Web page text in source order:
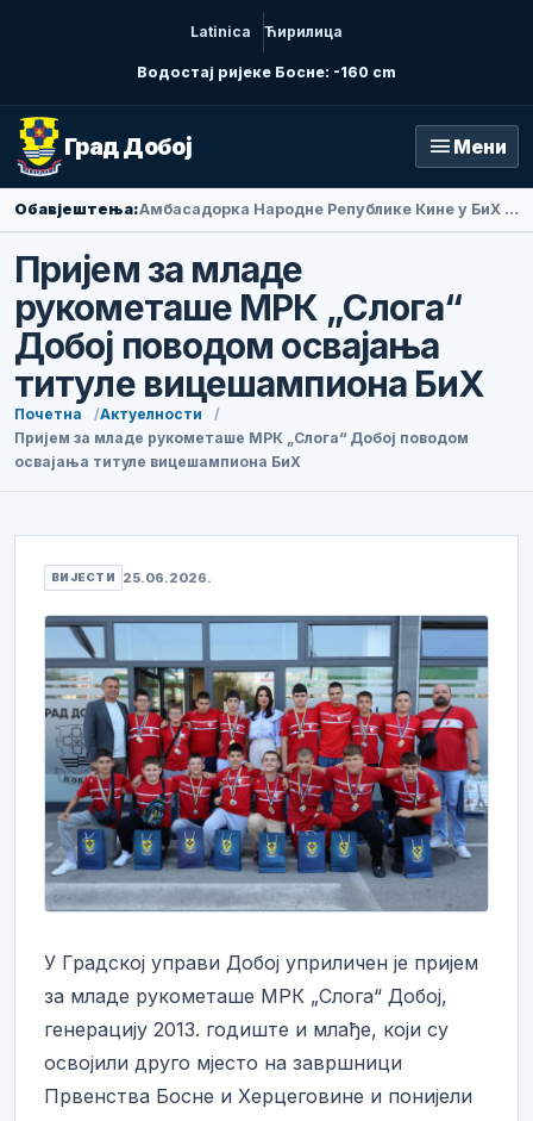
Latinica Ћирилица
Водостај ријеке Босне: -160 cm
Град Добој menu Мени
Обавјештења: Амбасадорка Народне Републике Кине у БиХ Ли Фан посјетила Добој
Пријем за младе
рукометаше МРК „Слога“
Добој поводом освајања
титуле вицешампиона БиХ
Почетна
Актуелности
Пријем за младе рукометаше МРК „Слога“ Добој поводом
освајања титуле вицешампиона БиХ
ВИЈЕСТИ 25.06.2026.
У Градској управи Добој уприличен је пријем
за младе рукометаше МРК „Слога“ Добој,
генерацију 2013. годиште и млађе, који су
освојили друго мјесто на завршници
Првенства Босне и Херцеговине и понијели